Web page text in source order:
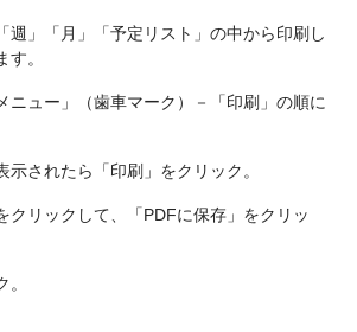
週」「月」「予定リスト」の中から印刷し
。
ニュー」（歯車マーク）－「印刷」の順に
示されたら「印刷」をクリック。
クリックして、「PDFに保存」をクリッ
。